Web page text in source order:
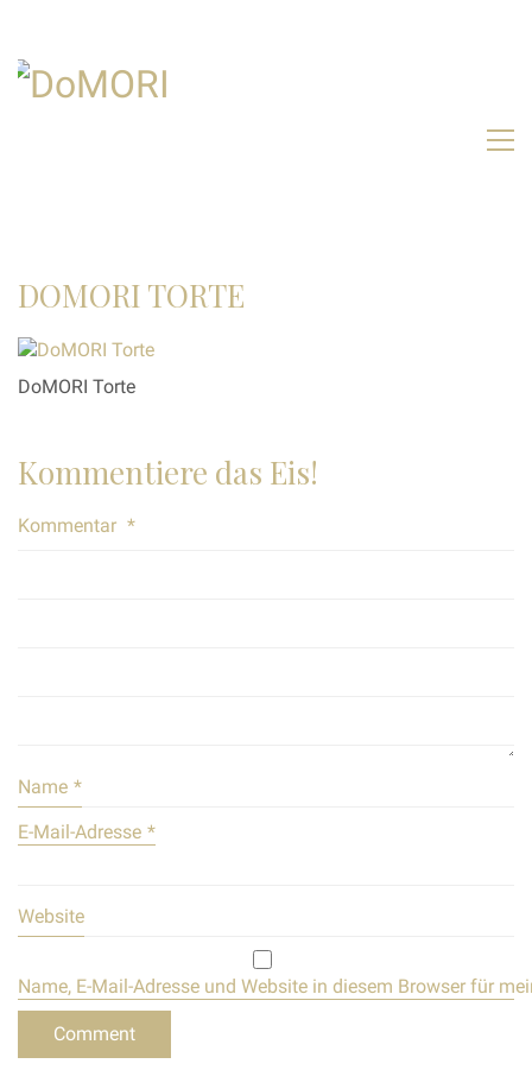
DOMORI TORTE
DoMORI Torte
Kommentiere das Eis!
Kommentar *
Name *
E-Mail-Adresse *
Website
Name, E-Mail-Adresse und Website in diesem Browser für